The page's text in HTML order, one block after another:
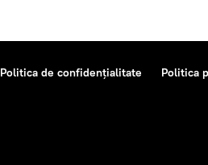
Politica de confidențialitate Politica